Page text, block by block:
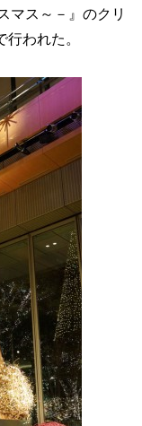
マス～－』のクリ
われた。